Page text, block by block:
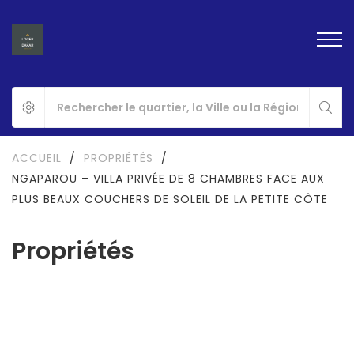
Propriétés
ACCUEIL / PROPRIÉTÉS
/
NGAPAROU – VILLA PRIVÉE DE 8 CHAMBRES FACE AUX
PLUS BEAUX COUCHERS DE SOLEIL DE LA PETITE CÔTE